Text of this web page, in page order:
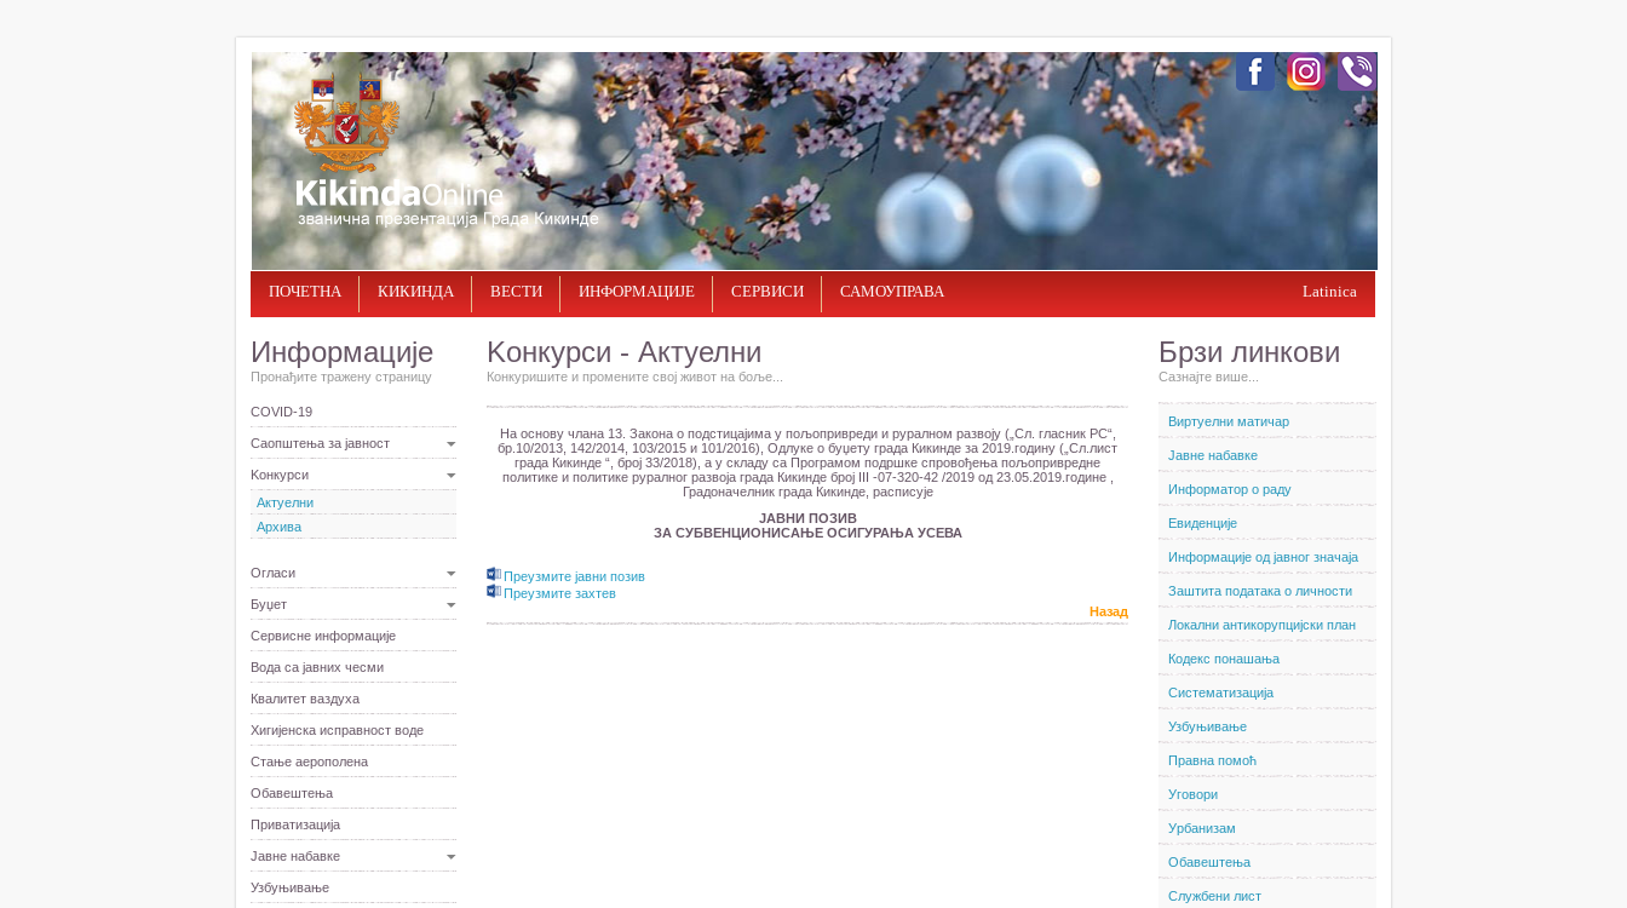
ПОЧЕТНА КИКИНДА ВЕСТИ ИНФОРМАЦИЈЕ СЕРВИСИ САМОУПРАВА Latinica
Информације
Пронађите тражену страницу
COVID-19
Саопштења за јавност
Kонкурси
Актуелни
Архива
Огласи
Буџет
Сервисне информације
Вода са јавних чесми
Квалитет ваздуха
Хигијенска исправност воде
Стање аерополена
Обавештења
Приватизација
Јавне набавке
Узбуњивање
Kонкурси - Актуелни
Конкуришите и промените свој живот на боље...
На основу члана 13. Закона о подстицајима у пољопривреди и руралном развоју („Сл. гласник РС“,
бр.10/2013, 142/2014, 103/2015 и 101/2016), Одлуке о буџету града Кикинде за 2019.годину („Сл.лист
града Кикинде “, број 33/2018), а у складу са Програмом подршке спровођења пољопривредне
политике и политике руралног развоја градa Кикиндe број III -07-320-42 /2019 од 23.05.2019.године ,
Градоначелник града Кикинде, расписује
ЈАВНИ ПОЗИВ
ЗА СУБВЕНЦИОНИСАЊЕ ОСИГУРАЊА УСЕВА
Преузмите јавни позив
Преузмите захтев
Назад
Брзи линкови
Сазнајте више...
Виртуелни матичар
Јавне набавке
Информатор о раду
Евиденције
Информације од јавног значаја
Заштита података о личности
Локални антикорупцијски план
Кодекс понашања
Систематизација
Узбуњивање
Правна помоћ
Уговори
Урбанизам
Обавештења
Службени лист